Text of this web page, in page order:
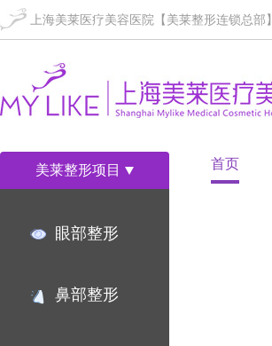
上海美莱医疗美容医院【美莱整形连锁总部】
美莱整形项目
眼部整形
鼻部整形
首页